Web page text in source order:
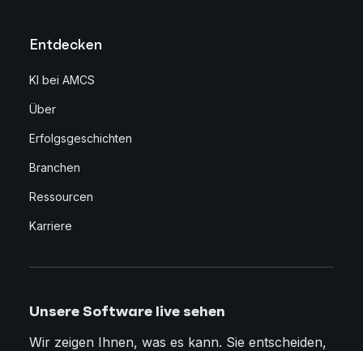
Entdecken
KI bei AMCS
Über
Erfolgsgeschichten
Branchen
Ressourcen
Karriere
Unsere Software live sehen
Wir zeigen Ihnen, was es kann. Sie entscheiden,